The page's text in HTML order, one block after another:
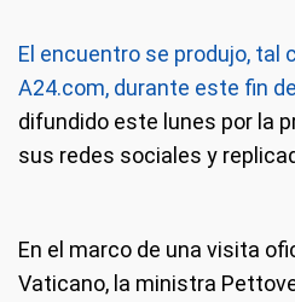
El encuentro se produjo, tal
A24.com, durante este fin
difundido este lunes por la
sus redes sociales y
En el marco de una visita
Vaticano, la ministra